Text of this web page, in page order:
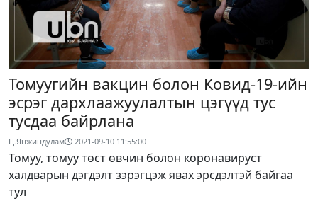
Томуугийн вакцин болон Ковид-19-ийн
эсрэг дархлаажуулалтын цэгүүд тус
тусдаа байрлана
Ц.Янжиндулам 2021-09-10 11:55:00
Томуу, томуу төст өвчин болон коронавируст
халдварын дэгдэлт зэрэгцэж явах эрсдэлтэй байгаа
тул